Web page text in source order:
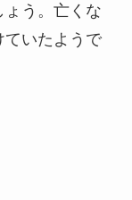
う。亡くな
ていたようで